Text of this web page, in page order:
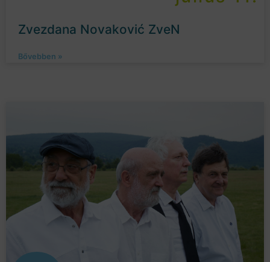
Zvezdana Novaković ZveN
Bővebben »